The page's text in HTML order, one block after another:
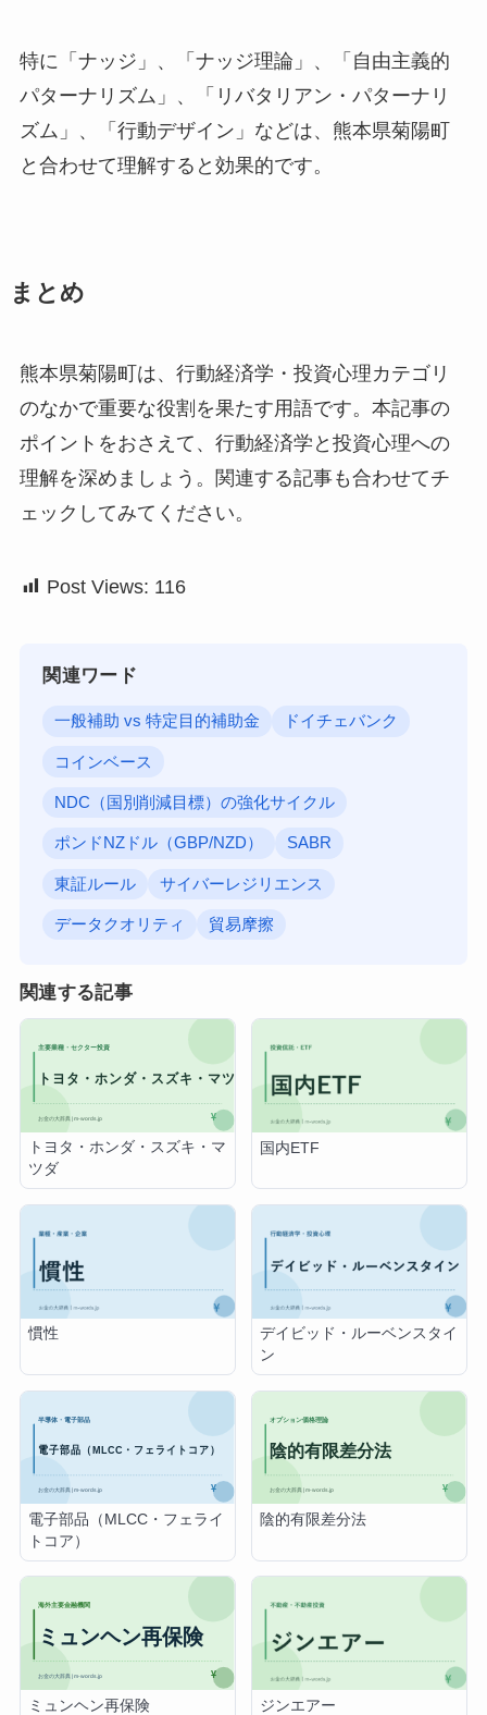
特に「ナッジ」、「ナッジ理論」、「自由主義的
パターナリズム」、「リバタリアン・パターナリ
ズム」、「行動デザイン」などは、熊本県菊陽町
と合わせて理解すると効果的です。
まとめ
熊本県菊陽町は、行動経済学・投資心理カテゴリ
のなかで重要な役割を果たす用語です。本記事の
ポイントをおさえて、行動経済学と投資心理への
理解を深めましょう。関連する記事も合わせてチ
ェックしてみてください。
Post Views: 116
関連ワード
一般補助 vs 特定目的補助金 ドイチェバンク
コインベース
NDC（国別削減目標）の強化サイクル
ポンドNZドル（GBP/NZD） SABR
東証ルール サイバーレジリエンス
データクオリティ 貿易摩擦
関連する記事
トヨタ・ホンダ・スズキ・マ
ツダ
国内ETF
慣性
デイビッド・ルーベンスタイ
ン
電子部品（MLCC・フェライ
トコア）
陰的有限差分法
ミュンヘン再保険 ジンエアー